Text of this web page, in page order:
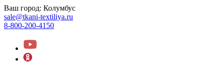
Ваш город: Колумбус
sale@tkani-textiliya.ru
8-800-200-4150